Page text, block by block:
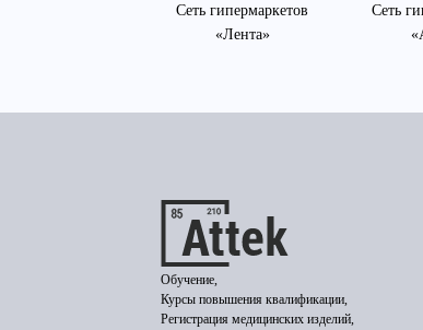
Сеть гипермаркетов
«Лента»
Сеть
Обучение,
Курсы повышения квалификации,
Регистрация медицинских изделий,